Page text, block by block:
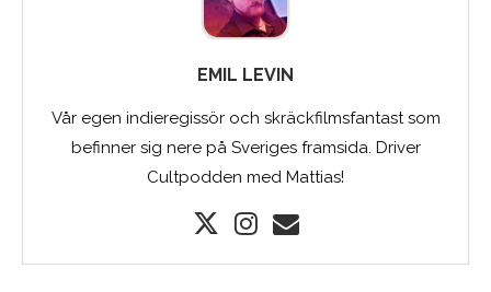
EMIL LEVIN
Vår egen indieregissör och skräckfilmsfantast som
befinner sig nere på Sveriges framsida. Driver
Cultpodden med Mattias!